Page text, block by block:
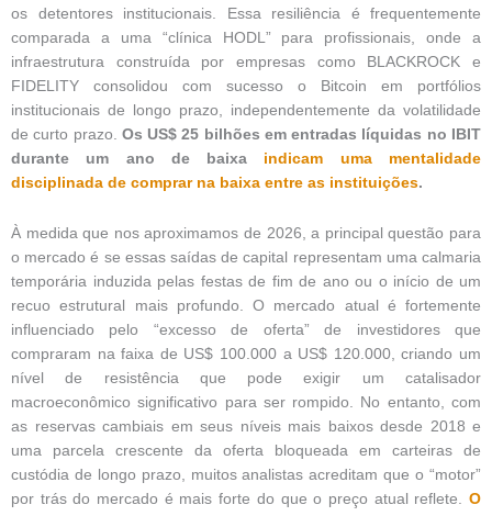
os detentores institucionais. Essa resiliência é frequentemente
comparada a uma “clínica HODL” para profissionais, onde a
infraestrutura construída por empresas como BLACKROCK e
FIDELITY consolidou com sucesso o Bitcoin em portfólios
institucionais de longo prazo, independentemente da volatilidade
de curto prazo. Os US$ 25 bilhões em entradas líquidas no IBIT
durante um ano de baixa indicam uma mentalidade
disciplinada de comprar na baixa entre as instituições.
À medida que nos aproximamos de 2026, a principal questão para
o mercado é se essas saídas de capital representam uma calmaria
temporária induzida pelas festas de fim de ano ou o início de um
recuo estrutural mais profundo. O mercado atual é fortemente
influenciado pelo “excesso de oferta” de investidores que
compraram na faixa de US$ 100.000 a US$ 120.000, criando um
nível de resistência que pode exigir um catalisador
macroeconômico significativo para ser rompido. No entanto, com
as reservas cambiais em seus níveis mais baixos desde 2018 e
uma parcela crescente da oferta bloqueada em carteiras de
custódia de longo prazo, muitos analistas acreditam que o “motor”
por trás do mercado é mais forte do que o preço atual reflete. O